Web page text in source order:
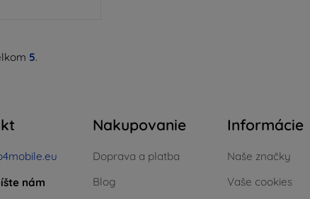
5.
nám
Nakupovanie
Doprava a platba
Blog
Informácie
Naše značky
Vaše cookies